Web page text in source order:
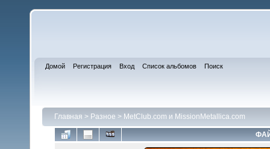
Домой Регистрация Вход Список альбомов Поиск
Главная > Разное > MetClub.com и MissionMetallica.com